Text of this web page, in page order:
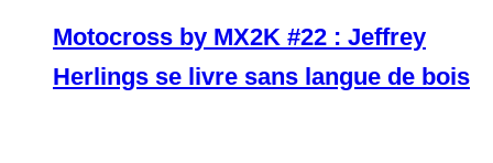
Motocross by MX2K #22 : Jeffrey
Herlings se livre sans langue de bois